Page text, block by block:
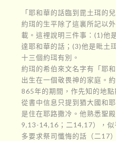
「耶和華的話臨到毘土珥的
約珥的生平除了這裏所記以
載。這裡說明三件事：(1)他
達耶和華的話；(3)他是毗土
十三個約珥有別。
約珥的希伯來文名字有「耶
出生在一個敬畏神的家庭。
865年的期間，作先知的地點
從書中信息只提到猶大國和
是住在耶路撒冷。他熟悉聖
9,13-14,16；二14,17），似
多要求祭司懺悔的話（二17